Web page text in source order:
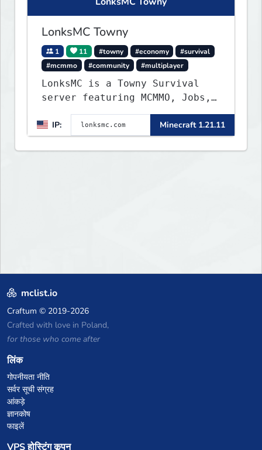
LonksMC Towny
1 11 #towny #economy
#survival
#mcmmo
#community #multiplayer
LonksMC is a Towny Survival
server featuring MCMMO, Jobs,
weekly events. We focus on a
friendly community, balanced
economy, and long-term
IP: Minecraft 1.21.11
mclist.io
Craftum © 2019-2026
Crafted with love in Poland,
for those who come after
लिंक
गोपनीयता नीति
सर्वर सूची संग्रह
आंकड़े
ज्ञानकोष
फाइलें
VPS होस्टिंग कूपन